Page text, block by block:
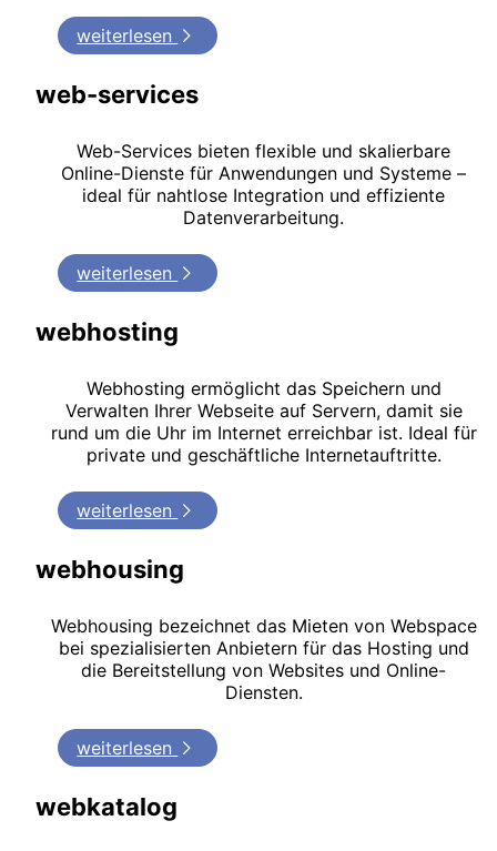
weiterlesen
web-services
Web-Services bieten flexible und skalierbare
Online-Dienste für Anwendungen und Systeme –
ideal für nahtlose Integration und effiziente
Datenverarbeitung.
weiterlesen
webhosting
Webhosting ermöglicht das Speichern und
Verwalten Ihrer Webseite auf Servern, damit sie
rund um die Uhr im Internet erreichbar ist. Ideal für
private und geschäftliche Internetauftritte.
weiterlesen
webhousing
Webhousing bezeichnet das Mieten von Webspace
bei spezialisierten Anbietern für das Hosting und
die Bereitstellung von Websites und Online-
Diensten.
weiterlesen
webkatalog